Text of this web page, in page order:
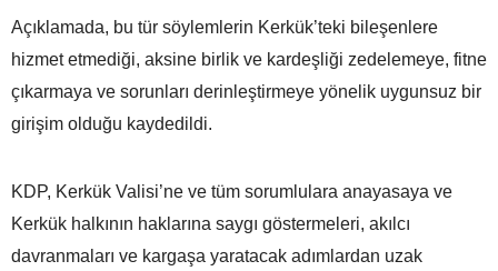
Açıklamada, bu tür söylemlerin Kerkük’teki bileşenlere
hizmet etmediği, aksine birlik ve kardeşliği zedelemeye, fitne
çıkarmaya ve sorunları derinleştirmeye yönelik uygunsuz bir
girişim olduğu kaydedildi.
KDP, Kerkük Valisi’ne ve tüm sorumlulara anayasaya ve
Kerkük halkının haklarına saygı göstermeleri, akılcı
davranmaları ve kargaşa yaratacak adımlardan uzak